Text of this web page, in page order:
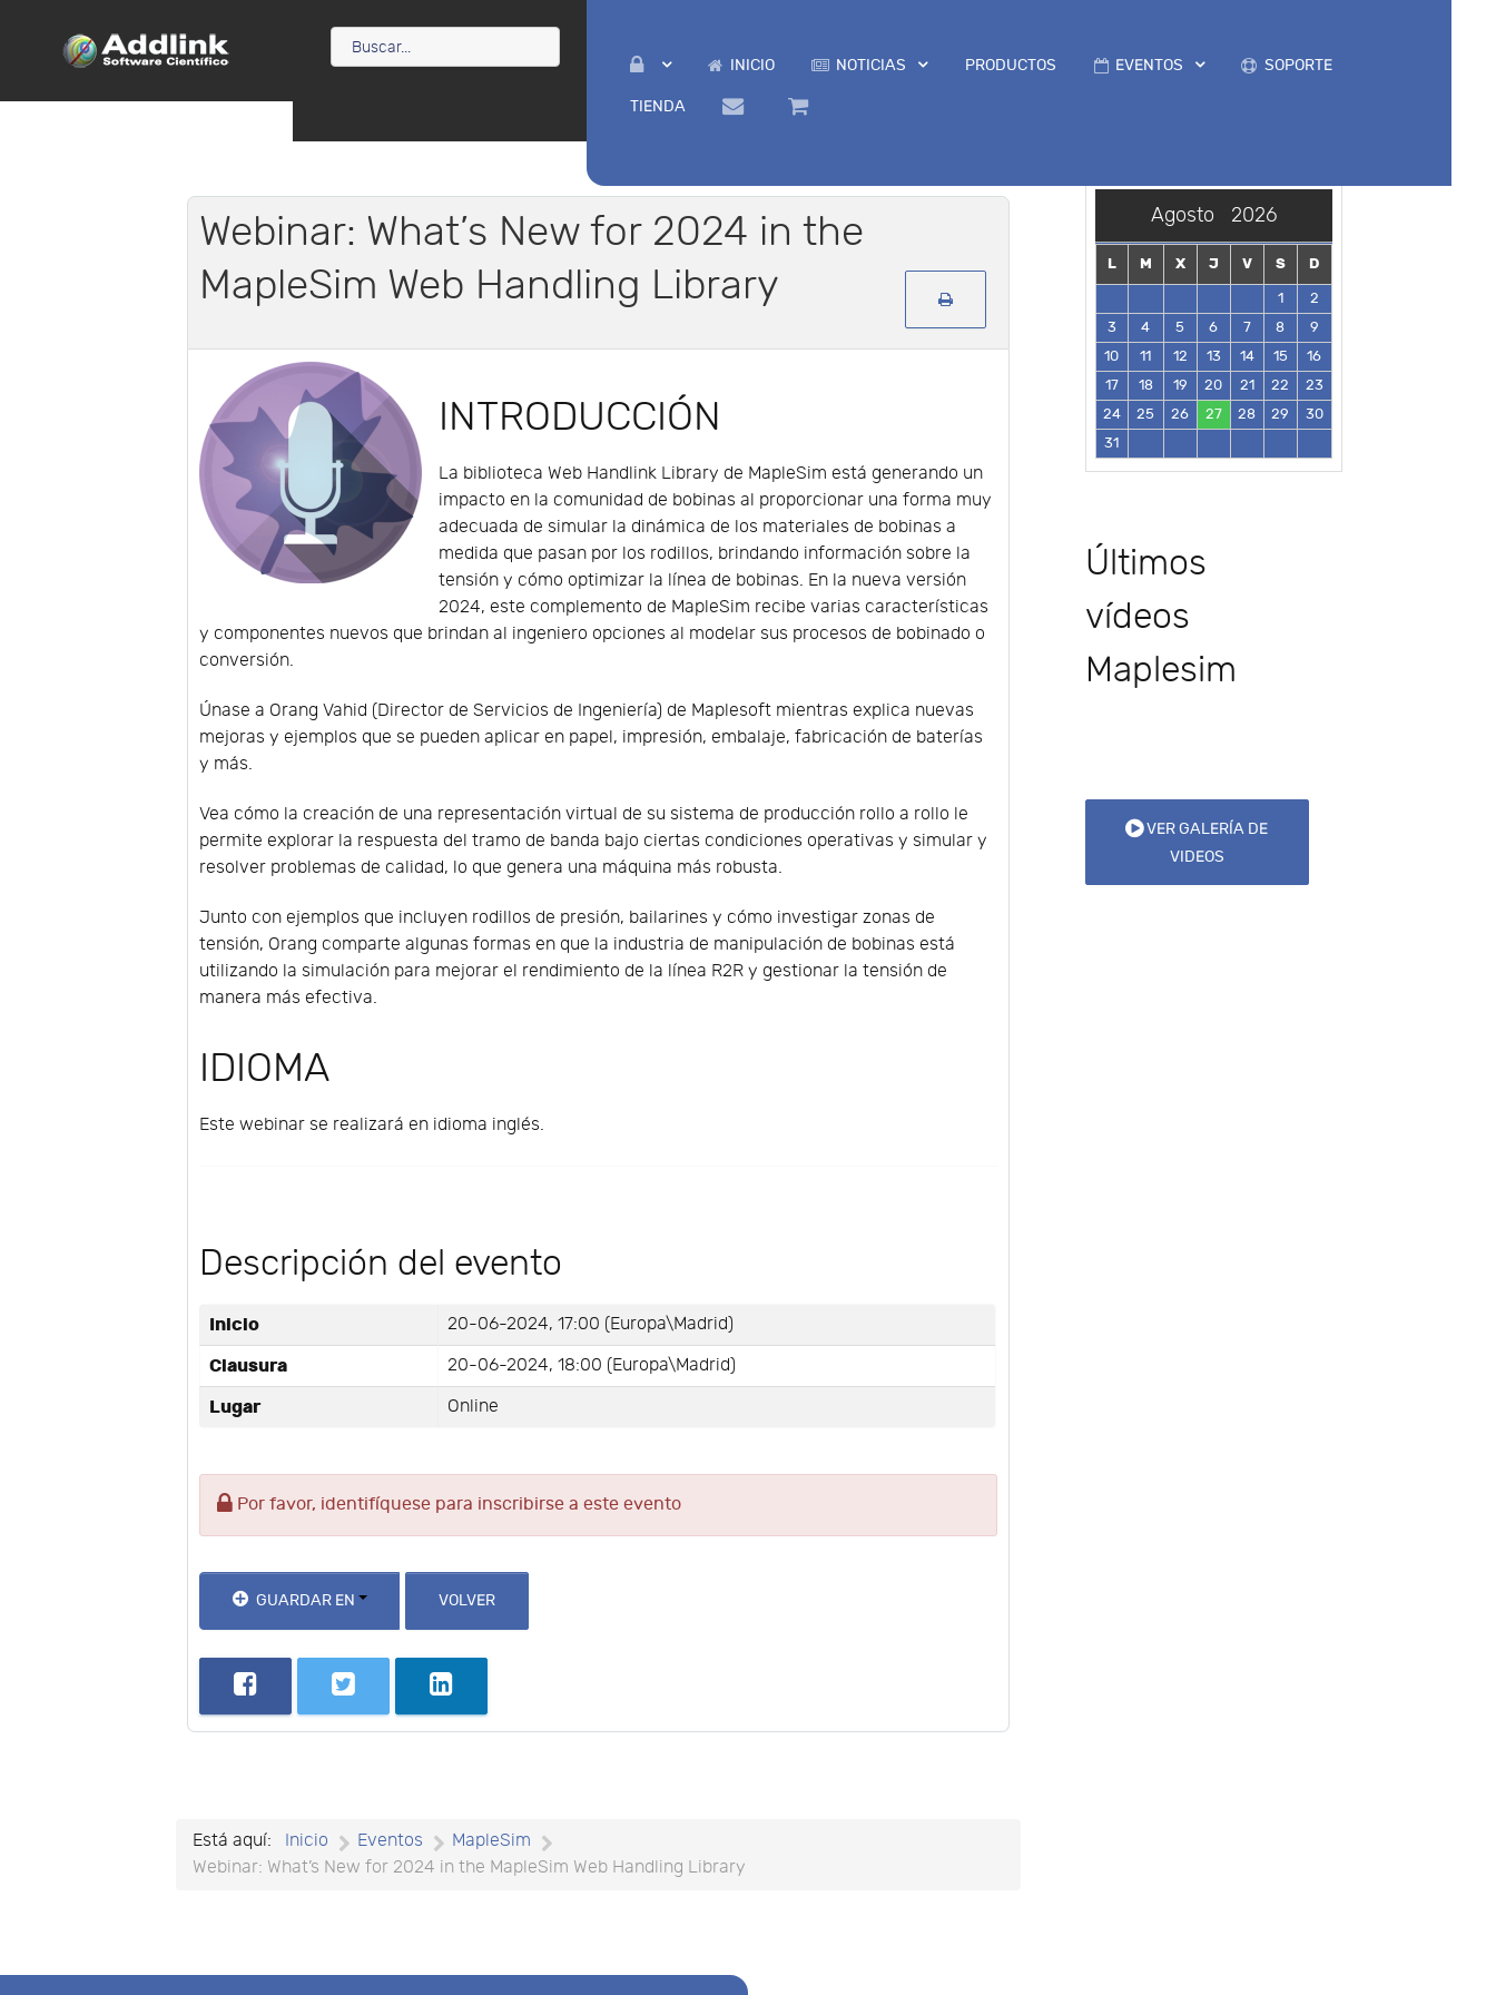
INICIO NOTICIAS PRODUCTOS EVENTOS SOPORTE
TIENDA
Webinar: What’s New for 2024 in the
MapleSim Web Handling Library
INTRODUCCIÓN
La biblioteca Web Handlink Library de MapleSim está generando un
impacto en la comunidad de bobinas al proporcionar una forma muy
adecuada de simular la dinámica de los materiales de bobinas a
medida que pasan por los rodillos, brindando información sobre la
tensión y cómo optimizar la línea de bobinas. En la nueva versión
2024, este complemento de MapleSim recibe varias características
y componentes nuevos que brindan al ingeniero opciones al modelar sus procesos de bobinado o
conversión.
Únase a Orang Vahid (Director de Servicios de Ingeniería) de Maplesoft mientras explica nuevas
mejoras y ejemplos que se pueden aplicar en papel, impresión, embalaje, fabricación de baterías
y más.
Vea cómo la creación de una representación virtual de su sistema de producción rollo a rollo le
permite explorar la respuesta del tramo de banda bajo ciertas condiciones operativas y simular y
resolver problemas de calidad, lo que genera una máquina más robusta.
Junto con ejemplos que incluyen rodillos de presión, bailarines y cómo investigar zonas de
tensión, Orang comparte algunas formas en que la industria de manipulación de bobinas está
utilizando la simulación para mejorar el rendimiento de la línea R2R y gestionar la tensión de
manera más efectiva.
IDIOMA
Este webinar se realizará en idioma inglés.
Descripción del evento
Inicio 20-06-2024, 17:00 (Europa\Madrid)
Clausura 20-06-2024, 18:00 (Europa\Madrid)
Lugar Online
Por favor, identifíquese para inscribirse a este evento
GUARDAR EN VOLVER
Está aquí: Inicio Eventos
MapleSim
Webinar: What’s New for 2024 in the MapleSim Web Handling Library
Agosto 2026
L M X J V S
D
1
2
3
4 5 6 7 8
9
10
11 12 13 14 15
16
17
18 19 20 21 22
23
24
25 26 27 28 29
30
31
Últimos
vídeos
Maplesim
VER GALERÍA DE
VIDEOS